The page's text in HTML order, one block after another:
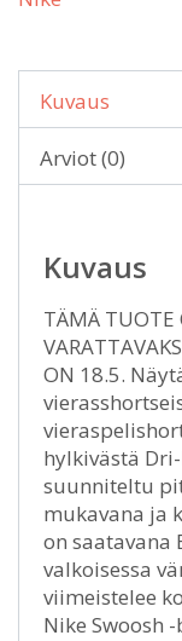
Kuvaus
Arviot (0)
Kuvaus
TÄMÄ TUOTE
ON 18.5.
hylkivästä
suunniteltu
mukavana ja
on saatavana
valkoisessa
viimeistelee
Nike Swoosh